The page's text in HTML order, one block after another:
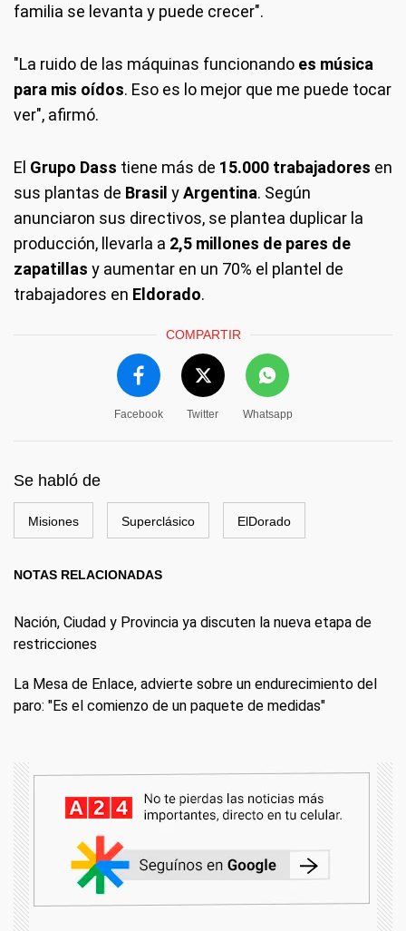
familia se levanta y puede crecer".
"La ruido de las máquinas funcionando es música
para mis oídos. Eso es lo mejor que me puede tocar
ver", afirmó.
El Grupo Dass tiene más de 15.000 trabajadores en
sus plantas de Brasil yArgentina. Según
anunciaron sus directivos, se plantea duplicar la
producción, llevarla a 2,5 millones de pares de
zapatillas y aumentar en un 70% el plantel de
trabajadores en Eldorado.
COMPARTIR
Facebook Twitter Whatsapp
Se habló de
Misiones Superclásico ElDorado
NOTAS RELACIONADAS
Nación, Ciudad y Provincia ya discuten la nueva etapa de
restricciones
La Mesa de Enlace, advierte sobre un endurecimiento del
paro: "Es el comienzo de un paquete de medidas"